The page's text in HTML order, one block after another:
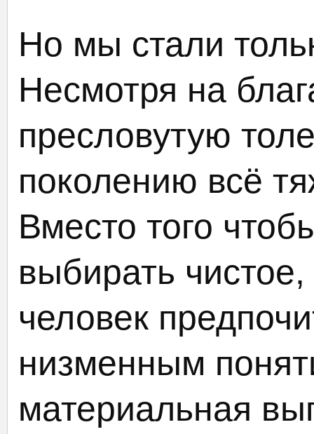
Но мы стали
Несмотря на
пресловутую
поколению всё
Вместо того
выбирать
человек
низменным
материальная